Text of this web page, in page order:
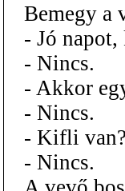
Bemegy a
- Jó napot,
- Nincs.
- Akkor
- Nincs.
- Kifli van?
- Nincs.